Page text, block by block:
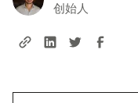
创始人